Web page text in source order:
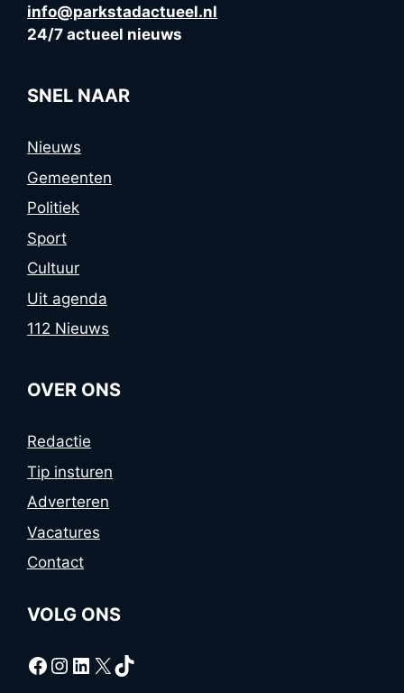
info@parkstadactueel.nl
24/7 actueel nieuws
SNEL NAAR
Nieuws
Gemeenten
Politiek
Sport
Cultuur
Uit agenda
112 Nieuws
OVER ONS
Redactie
Tip insturen
Adverteren
Vacatures
Contact
VOLG ONS
Facebook
Instagram
LinkedIn
X TikTok